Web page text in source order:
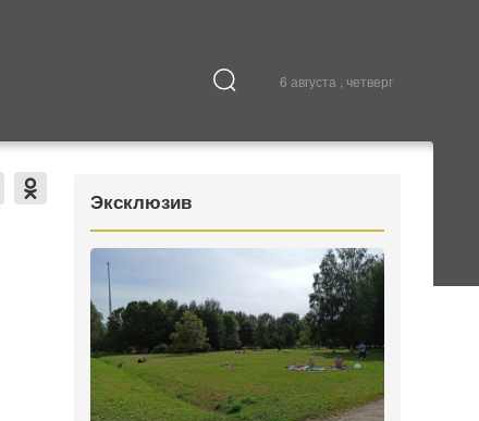
6 августа , четверг
Культура
Эксклюзив